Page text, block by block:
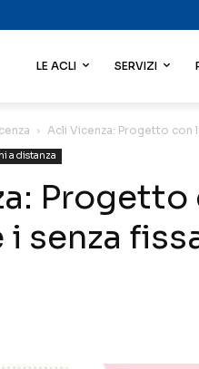
LE ACLI SERVIZI
Acli Vicenza: Progetto con
a distanza
Progetto
senza